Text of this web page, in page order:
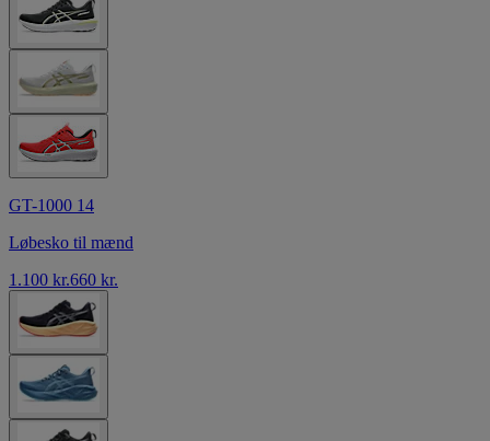
GT-1000 14
Løbesko til mænd
1.100 kr.660 kr.